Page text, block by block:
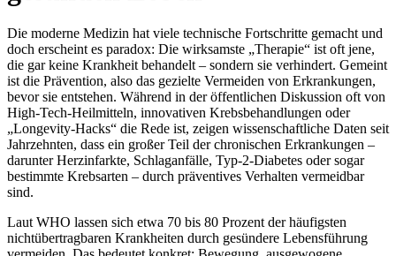
Die moderne Medizin hat viele technische Fortschritte gemacht und
doch erscheint es paradox: Die wirksamste „Therapie“ ist oft jene,
die gar keine Krankheit behandelt – sondern sie verhindert. Gemeint
ist die Prävention, also das gezielte Vermeiden von Erkrankungen,
bevor sie entstehen. Während in der öffentlichen Diskussion oft von
High-Tech-Heilmitteln, innovativen Krebsbehandlungen oder
„Longevity-Hacks“ die Rede ist, zeigen wissenschaftliche Daten seit
Jahrzehnten, dass ein großer Teil der chronischen Erkrankungen –
darunter Herzinfarkte, Schlaganfälle, Typ-2-Diabetes oder sogar
bestimmte Krebsarten – durch präventives Verhalten vermeidbar
sind.
Laut WHO lassen sich etwa 70 bis 80 Prozent der häufigsten
nichtübertragbaren Krankheiten durch gesündere Lebensführung